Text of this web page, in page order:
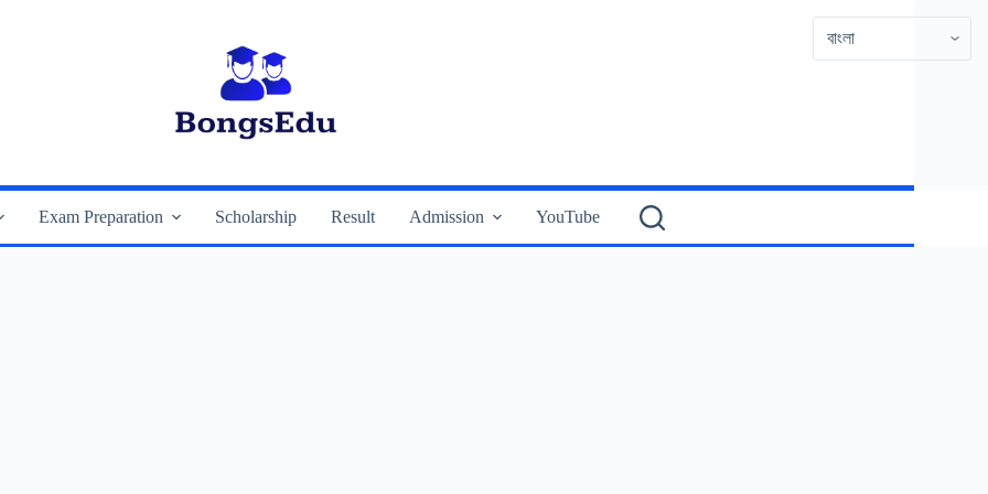
Exam Preparation Scholarship Result Admission YouTube